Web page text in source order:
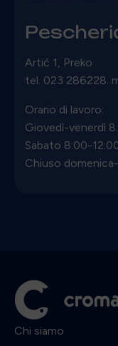
Artić 1, Preko
tel. 023 286228.
Orario di lavoro:
Giovedì-venerdì
Sabato 8:00-
Chiuso
Chi siamo